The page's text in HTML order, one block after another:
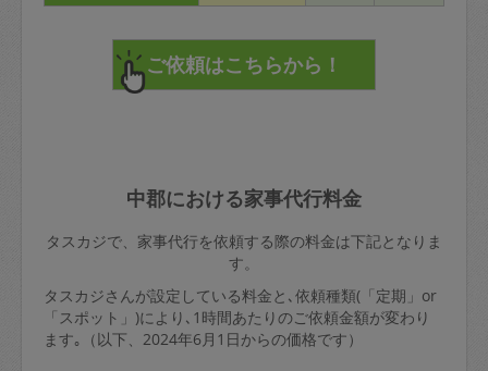
中郡における家事代行料金
タスカジで、家事代行を依頼する際の料金は下記となりま
す。
タスカジさんが設定している料金と､依頼種類(「定期」or
「スポット」)により､1時間あたりのご依頼金額が変わり
ます｡（以下、2024年6月1日からの価格です）